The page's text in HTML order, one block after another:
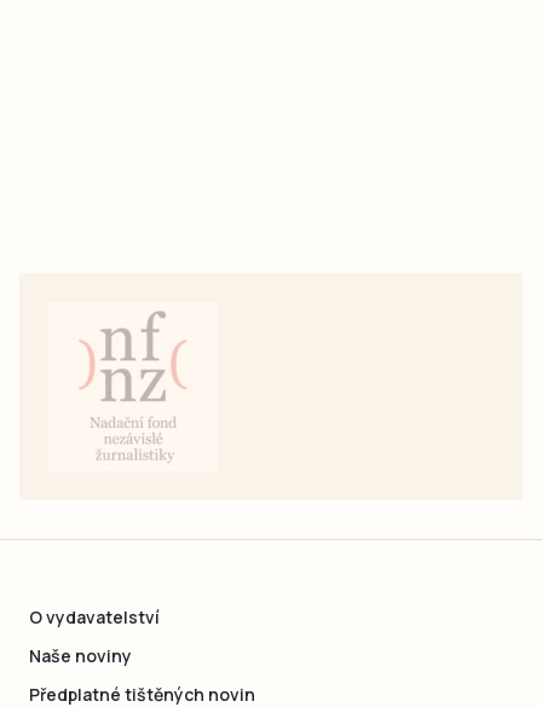
O vydavatelství
Naše noviny
Předplatné tištěných novin